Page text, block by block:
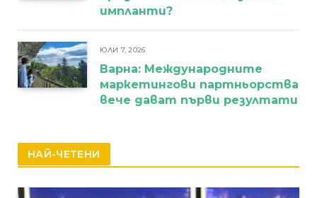
импланти?
ЮЛИ 7, 2026
Варна: Международните
маркетингови партньорства
вече дават първи резултати
НАЙ-ЧЕТЕНИ